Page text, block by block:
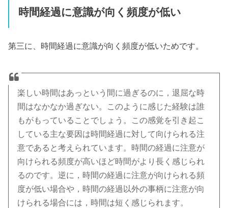
時間経過に意識が向く頻度が低い
第三に、時間経過に意識が向く頻度が低いためです。
楽しい時間はあっという間に過ぎるのに，退屈な時
間はなかなか過ぎない。このように感じた経験は誰
もがもっていることでしょう。この感覚を引き起こ
している主な要因は時間経過に対して向けられる注
意であると考えられています。時間の経過に注意が
向けられる頻度が高いほど時間がより長く感じられ
るのです。逆に，時間の経過に注意が向けられる頻
度が低い場合や，時間の経過以外の事柄に注意が向
けられる場合には，時間は短く感じられます。